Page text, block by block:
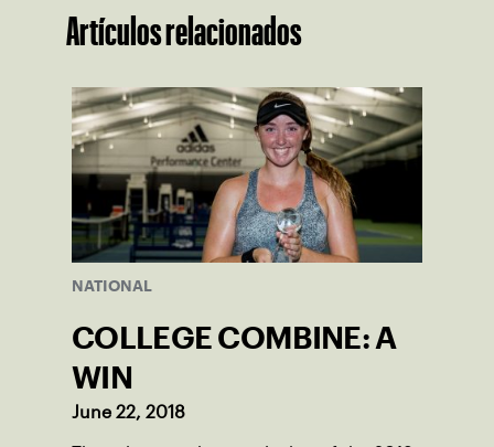
Artículos relacionados
NATIONAL
COLLEGE COMBINE: A
WIN
June 22, 2018